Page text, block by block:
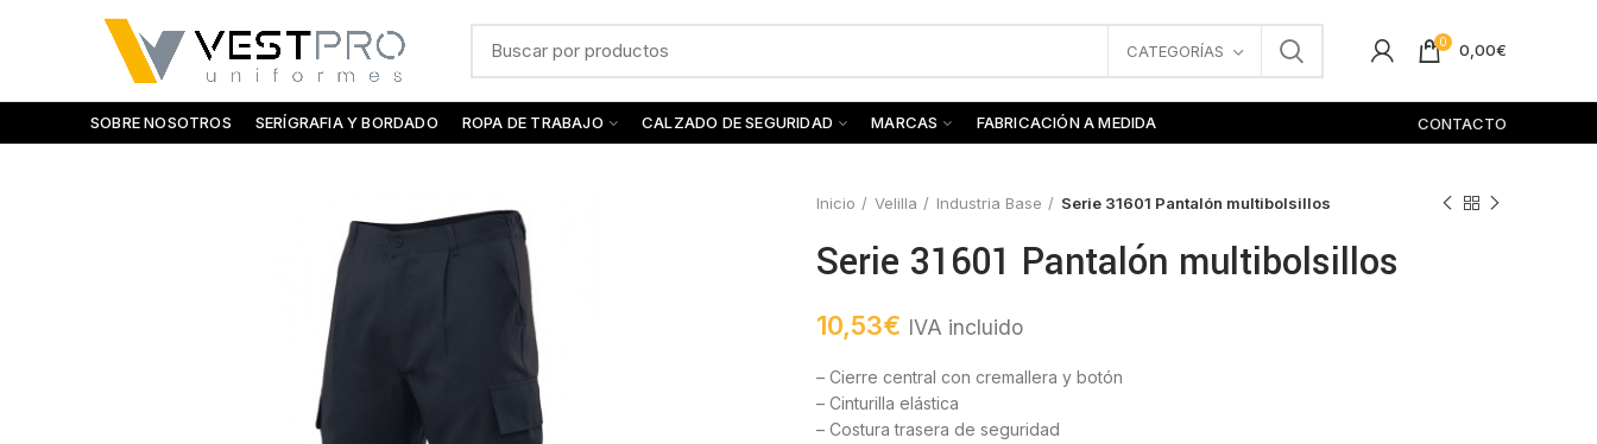
CATEGORÍAS 0 0,00€
SOBRE NOSOTROS SERÍGRAFIA Y BORDADO ROPA DE TRABAJO CALZADO DE SEGURIDAD MARCAS FABRICACIÓN A MEDIDA CONTACTO
Inicio Velilla Industria Base Serie 31601 Pantalón multibolsillos
Serie 31601 Pantalón multibolsillos
10,53€ IVA incluido
– Cierre central con cremallera y botón
– Cinturilla elástica
– Costura trasera de seguridad